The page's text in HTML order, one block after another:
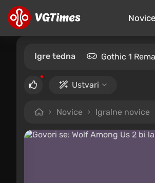
Novice
Igre tedna Gothic 1
Ustvari
Novice Igralne novice